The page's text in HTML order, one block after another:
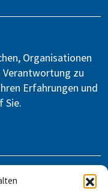
Organisationen
Verantwortung zu
Erfahrungen und
Sie.